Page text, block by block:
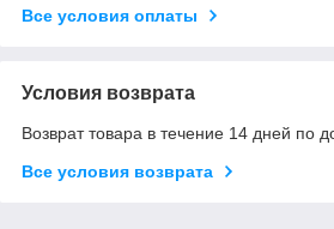
Все условия оплаты
Условия возврата
Возврат товара в течение 14 дней по
Все условия возврата